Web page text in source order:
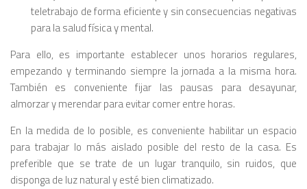
teletrabajo de forma eficiente y sin consecuencias negativas
para la salud física y mental.
Para ello, es importante establecer unos horarios regulares,
empezando y terminando siempre la jornada a la misma hora.
También es conveniente fijar las pausas para desayunar,
almorzar y merendar para evitar comer entre horas.
En la medida de lo posible, es conveniente habilitar un espacio
para trabajar lo más aislado posible del resto de la casa. Es
preferible que se trate de un lugar tranquilo, sin ruidos, que
disponga de luz natural y esté bien climatizado.